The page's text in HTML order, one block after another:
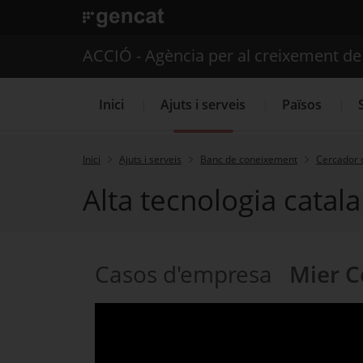
. Obre en una nova finestra.
Serveis d'internacionalització
ACCIÓ - Agència per al creixement
Inici Ajuts i serveis Països
Inici Ajuts i serveis Banc de coneixement Cercador
Alta tecnologia
Casos d'empresa Mier